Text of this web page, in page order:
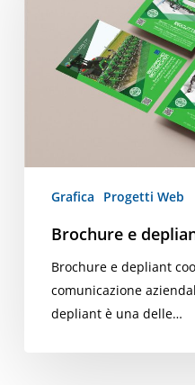
Grafica Progetti Web
Brochure e
Brochure e depliant
comunicazione
depliant è una delle…